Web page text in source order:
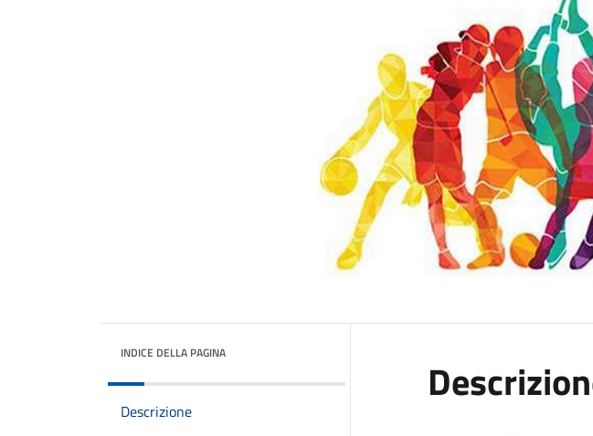
INDICE DELLA PAGINA
Descrizione